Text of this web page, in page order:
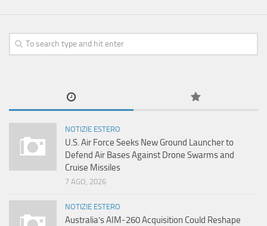
NOTIZIE ESTERO
U.S. Air Force Seeks New Ground Launcher to
Defend Air Bases Against Drone Swarms and
Cruise Missiles
7 AGO, 2026
NOTIZIE ESTERO
Australia’s AIM-260 Acquisition Could Reshape